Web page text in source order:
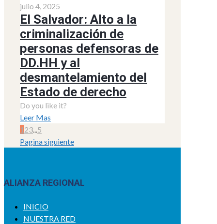
julio 4, 2025
El Salvador: Alto a la
criminalización de
personas defensoras de
DD.HH y al
desmantelamiento del
Estado de derecho
Do you like it?
Leer Mas
1 23...5
Pagina siguiente
ALIANZA REGIONAL
INICIO
NUESTRA RED